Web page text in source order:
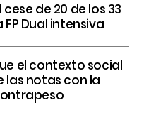
de 20 de los 33
Dual intensiva
el contexto social
las notas con la